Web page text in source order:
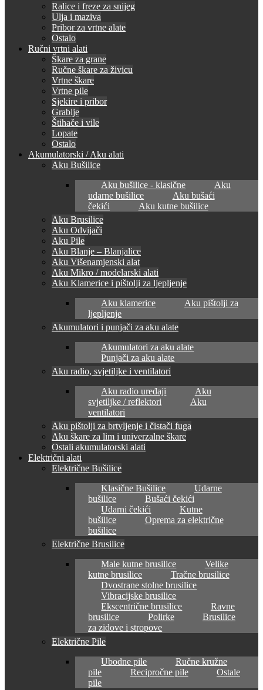
Ralice i freze za snijeg
Ulja i maziva
Pribor za vrtne alate
Ostalo
Ručni vrtni alati
Škare za grane
Ručne škare za živicu
Vrtne škare
Vrtne pile
Sjekire i pribor
Grablje
Štihače i vile
Lopate
Ostalo
Akumulatorski / Aku alati
Aku Bušilice
Aku bušilice - klasične
Aku
udarne bušilice
Aku bušaći
čekići
Aku kutne bušilice
Aku Brusilice
Aku Odvijači
Aku Pile
Aku Blanje – Blanjalice
Aku Višenamjenski alat
Aku Mikro / modelarski alati
Aku Klamerice i pištolji za ljepljenje
Aku klamerice
Aku pištolji za
ljepljenje
Akumulatori i punjači za aku alate
Akumulatori za aku alate
Punjači za aku alate
Aku radio, svjetiljke i ventilatori
Aku radio uređaji
Aku
svjetiljke / reflektori
Aku
ventilatori
Aku pištolji za brtvljenje i čistači fuga
Aku škare za lim i univerzalne škare
Ostali akumulatorski alati
Električni alati
Električne Bušilice
Klasične Bušilice
Udarne
bušilice
Bušaći čekići
Udarni čekići
Kutne
bušilice
Oprema za električne
bušilice
Električne Brusilice
Male kutne brusilice
Velike
kutne brusilice
Tračne brusilice
Dvostrane stolne brusilice
Vibracijske brusilice
Ekscentrične brusilice
Ravne
brusilice
Polirke
Brusilice
za zidove i stropove
Električne Pile
Ubodne pile
Ručne kružne
pile
Recipročne pile
Ostale
pile